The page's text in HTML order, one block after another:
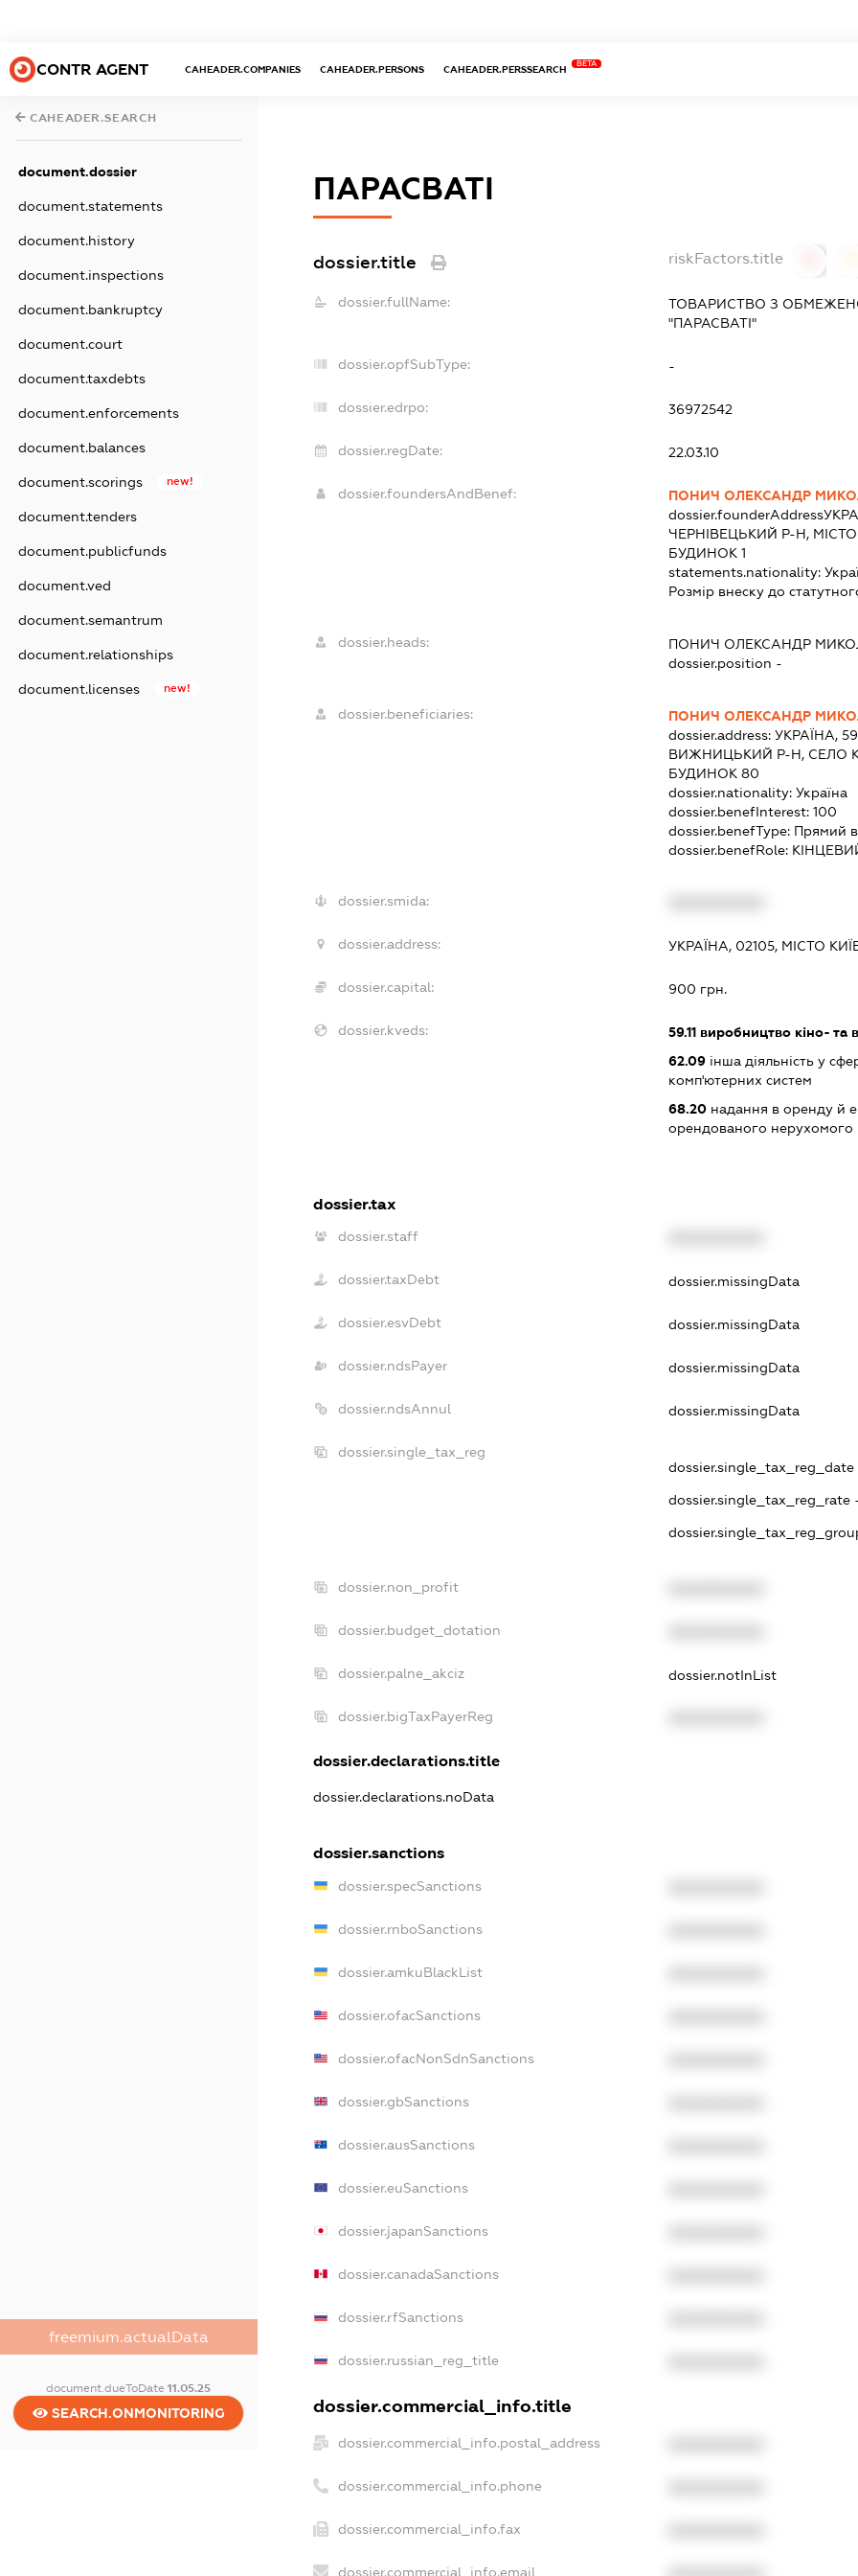
CONTR AGENT CAHEADER.COMPANIES CAHEADER.PERSONS CAHEADER.PERSSEARCH
BETA
CAHEADER.SEARCH
document.dossier
document.statements
document.history
document.inspections
document.bankruptcy
document.court
document.taxdebts
document.enforcements
document.balances
document.scorings new!
document.tenders
document.publicfunds
document.ved
document.semantrum
document.relationships
document.licenses new!
freemium.actualData
document.dueToDate11.05.25
SEARCH.ONMONITORING
ПАРАСВАТІ
dossier.title riskFactors.title
dossier.fullName:
ТОВАРИСТВО З
"ПАРАСВАТІ"
dossier.opfSubType: -
dossier.edrpo: 36972542
dossier.regDate: 22.03.10
dossier.foundersAndBenef:
ПОНИЧ ОЛЕКСАНДР
dossier.founderAddress
ЧЕРНІВЕЦЬКИЙ Р-Н, МІСТО
БУДИНОК 1
statements.nationality:
Розмір внеску до
dossier.heads: ПОНИЧ ОЛЕКСАНДР
dossier.position -
dossier.beneficiaries:
ПОНИЧ ОЛЕКСАНДР
dossier.address: УКРАЇНА,
ВИЖНИЦЬКИЙ Р-Н, СЕЛО
БУДИНОК 80
dossier.nationality: Україна
dossier.benefInterest: 100
dossier.benefType: Прямий
dossier.benefRole:
dossier.smida:
dossier.address: УКРАЇНА, 02105, МІСТО
dossier.capital: 900 грн.
dossier.kveds: 59.11виробництво кіно- та
62.09інша діяльність у
комп'ютерних систем
68.20надання в оренду й
орендованого нерухомого
dossier.tax
dossier.staff
dossier.taxDebt dossier.missingData
dossier.esvDebt dossier.missingData
dossier.ndsPayer dossier.missingData
dossier.ndsAnnul dossier.missingData
dossier.single_tax_reg
dossier.single_tax_reg_date -
dossier.single_tax_reg_rate
dossier.non_profit
dossier.budget_dotation
dossier.palne_akciz dossier.notInList
dossier.bigTaxPayerReg
dossier.declarations.title
dossier.declarations.noData
dossier.sanctions
dossier.specSanctions
dossier.rnboSanctions
dossier.amkuBlackList
dossier.ofacSanctions
dossier.ofacNonSdnSanctions
dossier.gbSanctions
dossier.ausSanctions
dossier.euSanctions
dossier.japanSanctions
dossier.canadaSanctions
dossier.rfSanctions
dossier.russian_reg_title
dossier.commercial_info.title
dossier.commercial_info.postal_address
dossier.commercial_info.phone
dossier.commercial_info.fax
dossier.commercial_info.email